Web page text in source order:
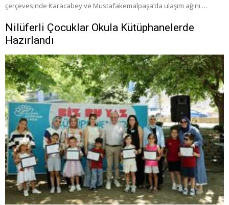
çerçevesinde Karacabey ve Mustafakemalpaşa’da ulaşım ağını …
Nilüferli Çocuklar Okula Kütüphanelerde
Hazırlandı